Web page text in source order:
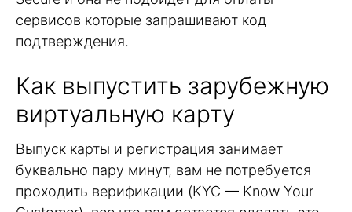
сервисов которые запрашивают код
подтверждения.
Как выпустить зарубежную
виртуальную карту
Выпуск карты и регистрация занимает
буквально пару минут, вам не потребуется
проходить верификации (KYC — Know Your